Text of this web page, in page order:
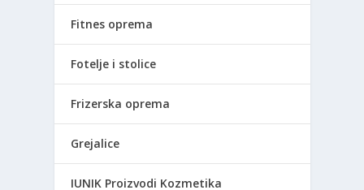
Fitnes oprema
Fotelje i stolice
Frizerska oprema
Grejalice
IUNIK Proizvodi Kozmetika